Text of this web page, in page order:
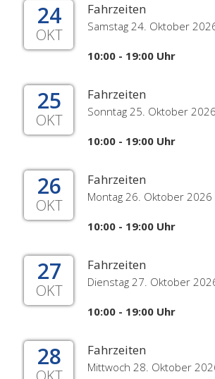
24
OKT
Fahrzeiten
Samstag 24. Oktober
10:00 - 19:00 Uhr
25
OKT
Fahrzeiten
Sonntag 25. Oktober 2026
10:00 - 19:00 Uhr
26
OKT
Fahrzeiten
Montag 26. Oktober 2026
10:00 - 19:00 Uhr
27
OKT
Fahrzeiten
Dienstag 27. Oktober
10:00 - 19:00 Uhr
28 Fahrzeiten
Mittwoch 28. Oktober